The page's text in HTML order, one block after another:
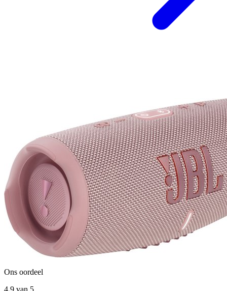
Ons oordeel
4,9 van 5